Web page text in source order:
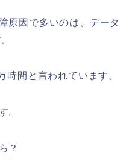
原因で多いのは、データ
間と言われています。
。
？